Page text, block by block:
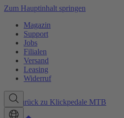
Zum Hauptinhalt springen
Magazin
Support
Jobs
Filialen
Versand
Leasing
Widerruf
Zurück zu Klickpedale MTB